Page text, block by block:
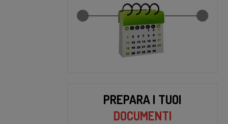
PREPARA I TUOI
DOCUMENTI